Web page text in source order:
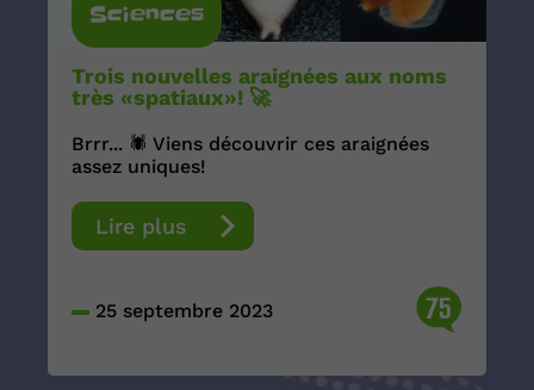
Sciences
Trois nouvelles araignées aux noms
très «spatiaux»! 🚀
Brrr... 🕷 Viens découvrir ces araignées
assez uniques!
Lire plus
25 septembre 2023 75